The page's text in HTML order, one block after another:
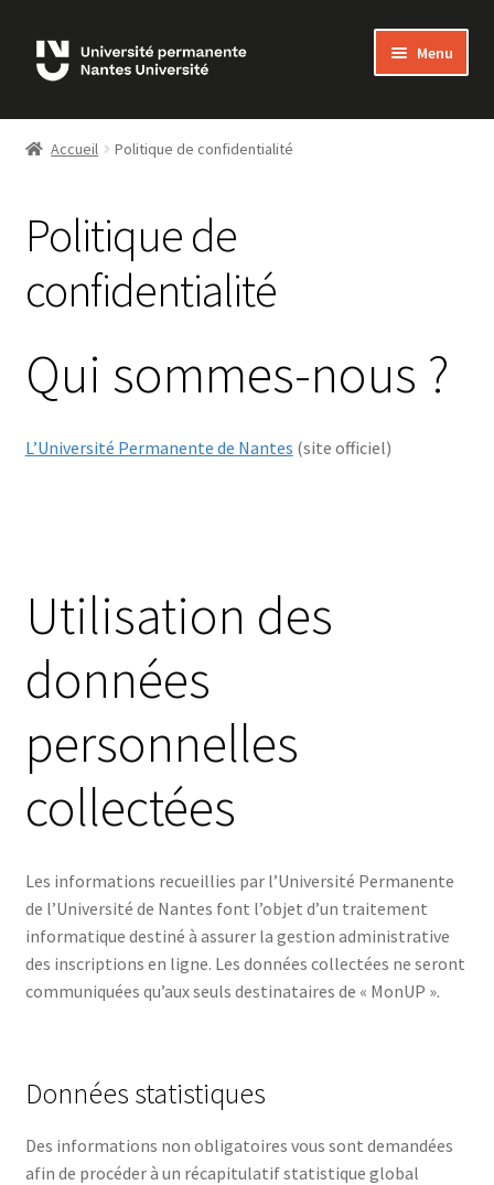
Skip
to
Skip
to
Menu
Bienvenue sur MonUP
ADHÉSIONS
LES COURS
FAQ
Accueil Politique de confidentialité
Politique de
confidentialité
Qui sommes-nous ?
L’Université Permanente de Nantes (site officiel)
Utilisation des
données
personnelles
collectées
Les informations recueillies par l’Université Permanente
de l’Université de Nantes font l’objet d’un traitement
informatique destiné à assurer la gestion administrative
des inscriptions en ligne. Les données collectées ne seront
communiquées qu’aux seuls destinataires de « MonUP ».
Données statistiques
Des informations non obligatoires vous sont demandées
afin de procéder à un récapitulatif statistique global